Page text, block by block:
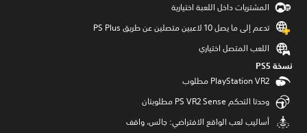
المشتريات داخل اللعبة اختيارية
تدعم إلى ما يصل 10 لاعبين متصلين عن طريق PS Plus‏
اللعب المتصل اختياري
نسخة PS5‏
وحدتا التحكم PS VR2 Sense مطلوبتان
أساليب لعب الواقع الافتراضي: جالس، واقف